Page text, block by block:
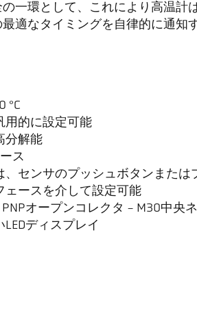
一環として、これにより高温計
適なタイミングを自律的に通知
°C
用的に設定可能
分解能
ス
、センサのプッシュボタンまたは
ェースを介して設定可能
オープンコレクタ - M30中央
ディスプレイ